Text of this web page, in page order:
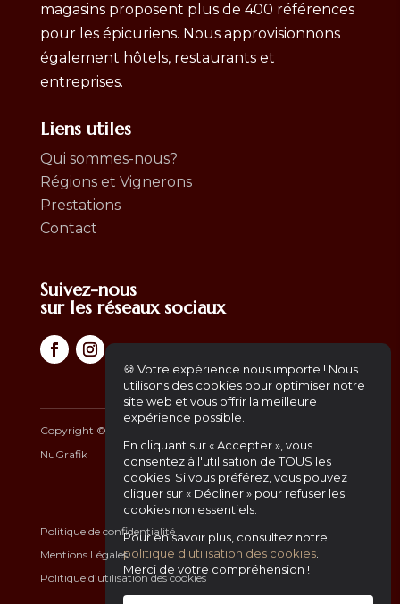
magasins proposent plus de 400 références
pour les épicuriens. Nous approvisionnons
également hôtels, restaurants et
entreprises.
Liens utiles
Qui sommes-nous?
Régions et Vignerons
Prestations
Contact
Suivez-nous
sur les réseaux sociaux
Copyright ©
NuGrafik
🍪 Votre expérience nous importe ! Nous
utilisons des cookies pour optimiser notre
site web et vous offrir la meilleure
expérience possible.
En cliquant sur « Accepter », vous
consentez à l'utilisation de TOUS les
cookies. Si vous préférez, vous pouvez
cliquer sur « Décliner » pour refuser les
cookies non essentiels.
Pour en savoir plus, consultez notre
politique d'utilisation des cookies
Merci de votre compréhension !
Politique de confidentialité
Mentions Légales
Politique d’utilisation des cookies